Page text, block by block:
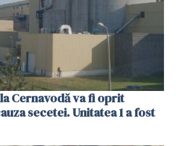
Cernavodă va fi oprit
secetei. Unitatea 1 a fost